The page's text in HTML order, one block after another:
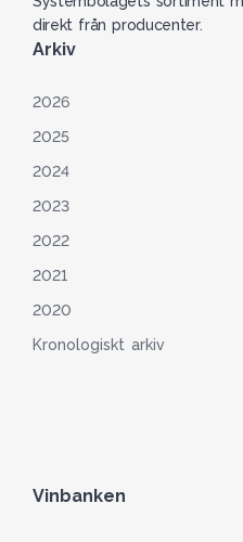
direkt från producenter.
Arkiv
2026
2025
2024
2023
2022
2021
2020
Kronologiskt arkiv
Vinbanken